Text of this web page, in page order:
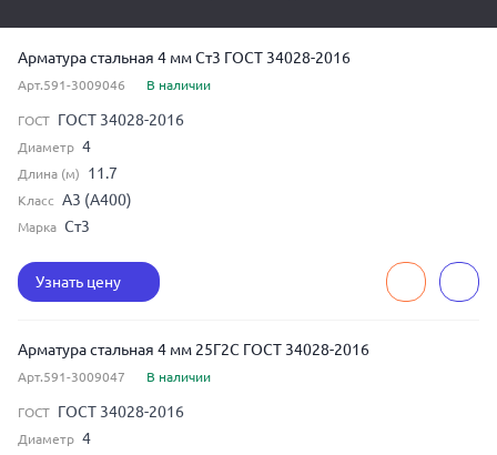
Арматура стальная 4 мм Ст3 ГОСТ 34028-2016
Арт.591-3009046 В наличии
ГОСТ ГОСТ 34028-2016
Диаметр 4
Длина (м) 11.7
Класс А3 (А400)
Марка Ст3
Узнать цену
Арматура стальная 4 мм 25Г2С ГОСТ 34028-2016
Арт.591-3009047 В наличии
ГОСТ ГОСТ 34028-2016
Диаметр 4